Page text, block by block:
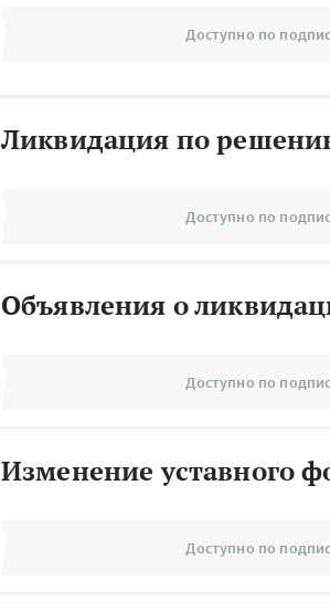
Доступно по
Ликвидация по
Доступно по
Объявления о
Доступно по
Изменение уставного
Доступно по